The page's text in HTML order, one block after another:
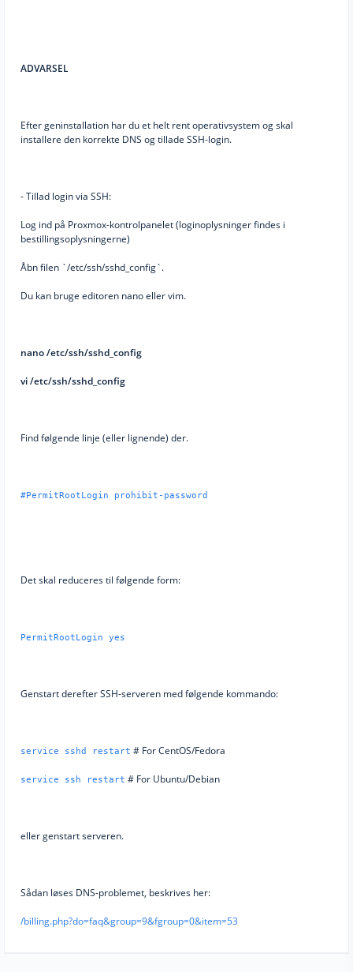
ADVARSEL
Efter geninstallation har du et helt rent operativsystem og skal
installere den korrekte DNS og tillade SSH-login.
- Tillad login via SSH:
Log ind på Proxmox-kontrolpanelet (loginoplysninger findes i
bestillingsoplysningerne)
Åbn filen `/etc/ssh/sshd_config`.
Du kan bruge editoren nano eller vim.
nano /etc/ssh/sshd_config
vi /etc/ssh/sshd_config
Find følgende linje (eller lignende) der.
#PermitRootLogin prohibit-password
Det skal reduceres til følgende form:
PermitRootLogin yes
Genstart derefter SSH-serveren med følgende kommando:
service sshd restart # For CentOS/Fedora
service ssh restart # For Ubuntu/Debian
eller genstart serveren.
Sådan løses DNS-problemet, beskrives her:
/billing.php?do=faq&group=9&fgroup=0&item=53